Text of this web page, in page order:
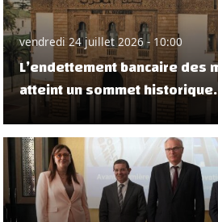
vendredi 24 juillet 2026 - 10:00
L’endettement bancaire des
atteint un sommet